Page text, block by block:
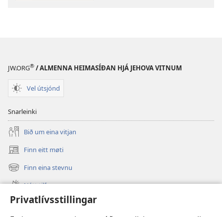
Privatlívsstillingar
JW.ORG® / ALMENNA HEIMASÍÐAN HJÁ JEHOVA VITNUM
Vel útsjónd
Snarleinki
Bið um eina vitjan
Finn eitt møti
(opens
new
window)
Finn eina stevnu
(opens
new Nýtt tilfar
Video